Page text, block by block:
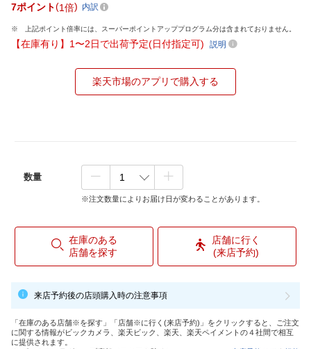
7ポイント 1倍 内訳
上記ポイント倍率には、スーパーポイントアッププログラム分は含まれておりません。
【在庫有り】1〜2日で出荷予定(日付指定可) 説明
楽天市場のアプリで購入する
数量
※注文数量によりお届け日が変わることがあります。
在庫のある
店舗を探す
店舗に行く
(来店予約)
来店予約後の店頭購入時の注意事項
「在庫のある店舗※を探す」「店舗※に行く(来店予約)」をクリックすると、ご注文
に関する情報がビックカメラ、楽天ビック、楽天、楽天ペイメントの４社間で相互
に提供されます。